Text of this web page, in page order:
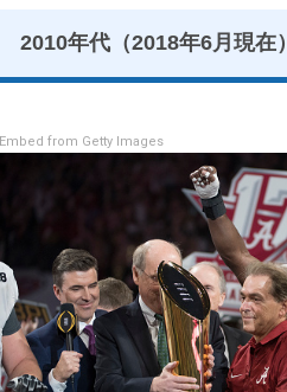
2010年代（2018年6月現在）
Embed from Getty Images